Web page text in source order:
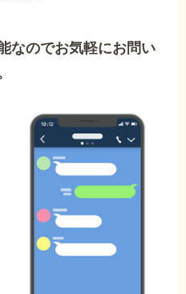
なのでお気軽にお問い